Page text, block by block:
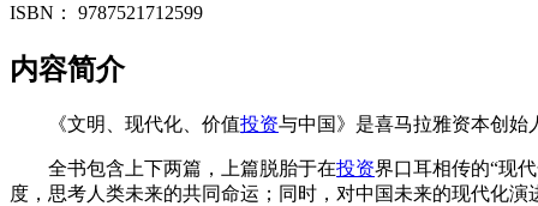
ISBN：
9787521712599
内容简介
《文明、现代化、价值投资与中国》是喜马拉雅资本创始
全书包含上下两篇，上篇脱胎于在投资界口耳相传的“现
度，思考人类未来的共同命运；同时，对中国未来的现代化